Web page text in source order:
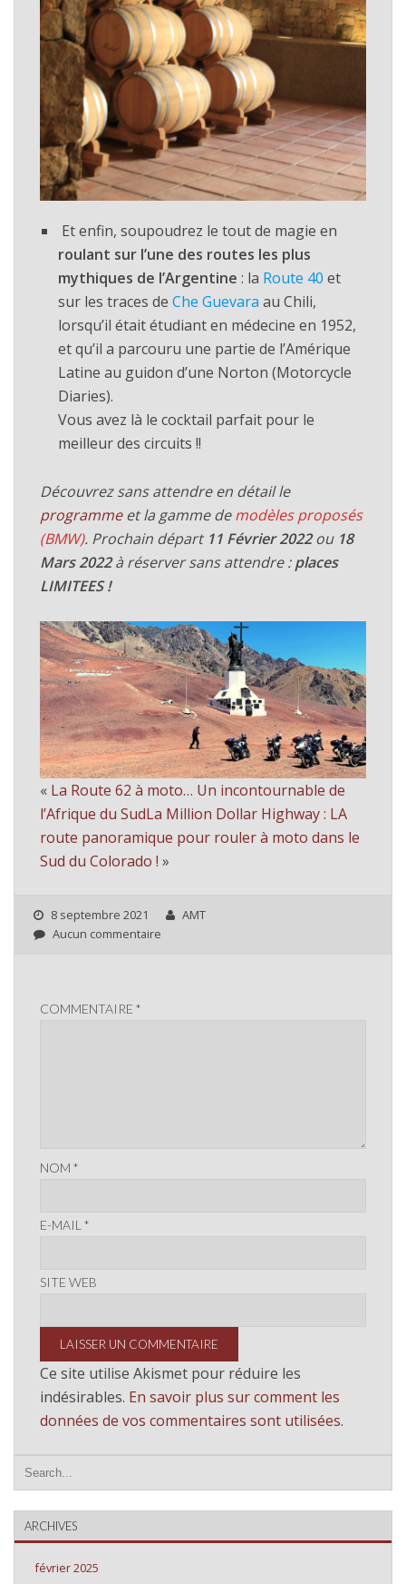
Et enfin, soupoudrez le tout de magie en
roulant sur l’une des routes les plus
mythiques de l’Argentine : la Route 40 et
sur les traces de Che Guevara au Chili,
lorsqu’il était étudiant en médecine en 1952,
et qu’il a parcouru une partie de l’Amérique
Latine au guidon d’une Norton (Motorcycle
Diaries).
Vous avez là le cocktail parfait pour le
meilleur des circuits !!
Découvrez sans attendre en détail le
programmeet la gamme demodèles proposés
(BMW). Prochain départ 11 Février 2022ou18
Mars 2022à réserver sans attendre :places
LIMITEES !
« La Route 62 à moto… Un incontournable de
l’Afrique du SudLa Million Dollar Highway : LA
route panoramique pour rouler à moto dans le
Sud du Colorado ! »
8 septembre 2021
AMT
Aucun commentaire
COMMENTAIRE *
NOM *
E-MAIL *
SITE WEB
Ce site utilise Akismet pour réduire les
indésirables. En savoir plus sur comment les
données de vos commentaires sont utilisées.
ARCHIVES
février 2025